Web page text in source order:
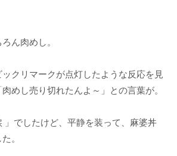
ん肉めし。
クリマークが点灯したような反応を見
めし売り切れたんよ～」との言葉が。
」でしたけど、平静を装って、麻婆丼
。